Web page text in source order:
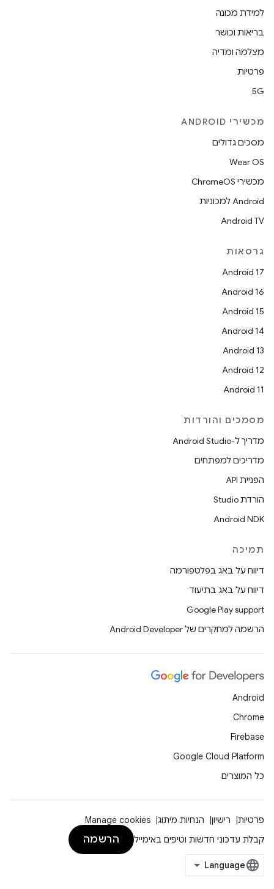
למידת מכונה
בריאות וכושר
מצלמה ומדיה
פרטיות
5G
מכשירי ANDROID
מסכים גדולים
Wear OS
מכשירי ChromeOS
Android למכוניות
Android TV
גרסאות
Android 17
Android 16
Android 15
Android 14
Android 13
Android 12
Android 11
מסמכים והורדות
מדריך ל-Android Studio
מדריכים למפתחים
הפניית API
הורדת Studio
Android NDK
תמיכה
דיווח על באג בפלטפורמה
דיווח על באג בתיעוד
Google Play support
הרשמה למחקרים של Android Developer
Android
Chrome
Firebase
Google Cloud Platform
כל המוצרים
פרטיות רישיון הנחיות מיתוג
Manage cookies
קבלת עדכוני חדשות וטיפים באימייל
הרשמה